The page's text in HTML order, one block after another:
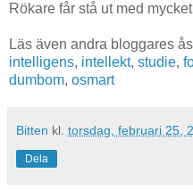
Rökare får stå ut med
Läs även andra bloggares
intelligens, intellekt, studie,
dumbom, osmart
Bitten kl. torsdag, februari 25,
Dela